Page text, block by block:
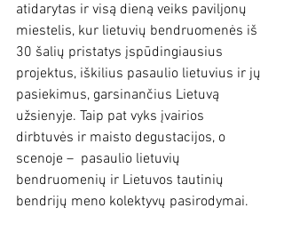
atidarytas ir visą dieną veiks paviljonų
miestelis, kur lietuvių bendruomenės iš
30 šalių pristatys įspūdingiausius
projektus, iškilius pasaulio lietuvius ir jų
pasiekimus, garsinančius Lietuvą
užsienyje. Taip pat vyks įvairios
dirbtuvės ir maisto degustacijos, o
scenoje –  pasaulio lietuvių
bendruomenių ir Lietuvos tautinių
bendrijų meno kolektyvų pasirodymai.